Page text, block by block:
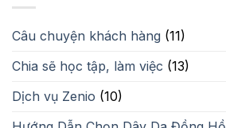
Câu chuyện khách hàng (11)
Chia sẽ học tập, làm việc (13)
Dịch vụ Zenio (10)